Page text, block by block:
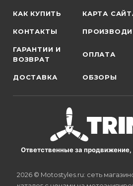
КАК КУПИТЬ КАРТА
КОНТАКТЫ
ГАРАНТИИ И
ВОЗВРАТ
ОПЛАТА
ДОСТАВКА ОБЗОРЫ
Ответственные за
2026 © Motostyles.ru: сеть